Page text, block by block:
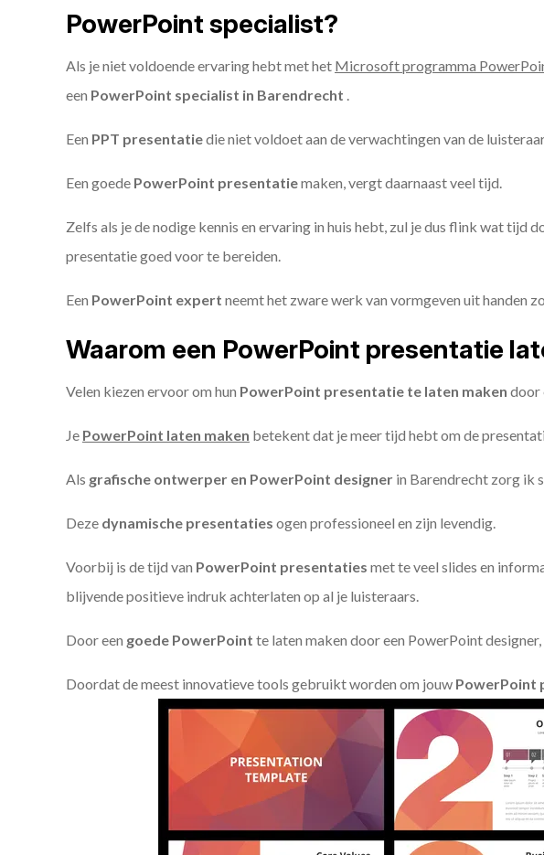
PowerPoint specialist?
Als je niet voldoende ervaring hebt met het Microsoft programma
een PowerPoint specialist in Barendrecht .
Een PPT presentatiedie niet voldoet aan de verwachtingen van de
Een goede PowerPoint presentatiemaken, vergt daarnaast veel tijd.
Zelfs als je de nodige kennis en ervaring in huis hebt, zul je dus flink wat tijd
presentatie goed voor te bereiden.
Een PowerPoint expert neemt het zware werk van vormgeven uit handen
Waarom een PowerPoint presentatie
Velen kiezen ervoor om hun PowerPoint presentatie te laten maken door
Je PowerPoint laten maken betekent dat je meer tijd hebt om de
Als grafische ontwerper en PowerPoint designer in Barendrecht zorg ik
Deze dynamische presentaties ogen professioneel en zijn levendig.
Voorbij is de tijd van PowerPoint presentaties met te veel slides en
blijvende positieve indruk achterlaten op al je luisteraars.
Door een goede PowerPoint te laten maken door een PowerPoint
Doordat de meest innovatieve tools gebruikt worden om jouw PowerPoint